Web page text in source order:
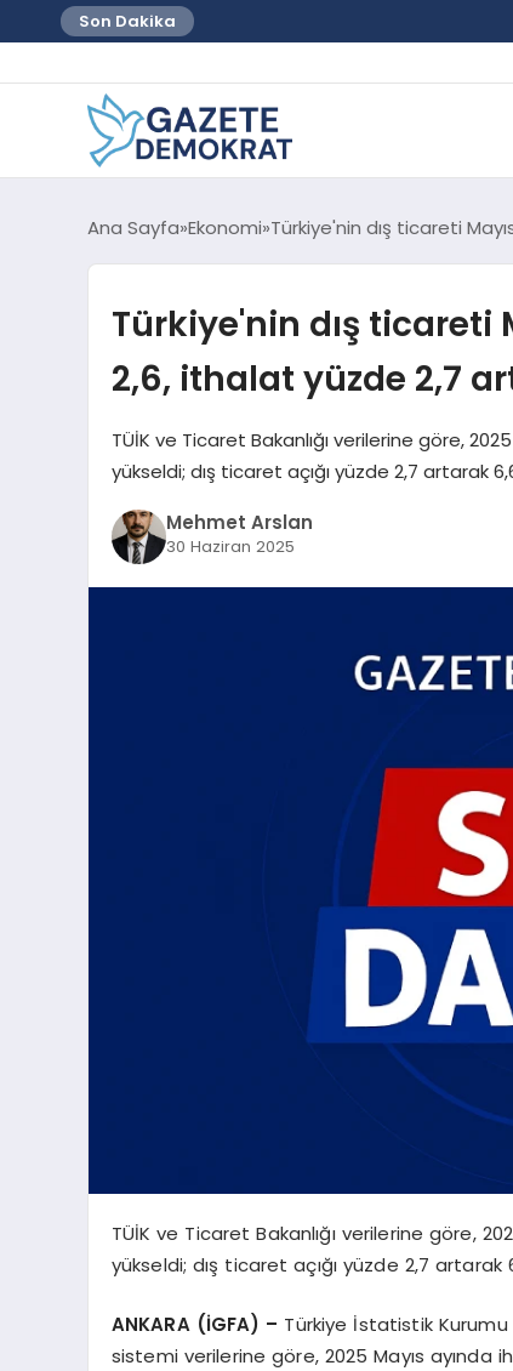
Son Dakika
Ana Sayfa Ekonomi Türkiye'nin dış ticareti
Türkiye'nin dış ticareti
2,6, ithalat yüzde 2,7
TÜİK ve Ticaret Bakanlığı verilerine göre,
yükseldi; dış ticaret açığı yüzde 2,7 artarak
Mehmet Arslan
30 Haziran 2025
TÜİK ve Ticaret Bakanlığı verilerine göre,
yükseldi; dış ticaret açığı yüzde 2,7
ANKARA (İGFA) – Türkiye İstatistik
sistemi verilerine göre, 2025 Mayıs ayında